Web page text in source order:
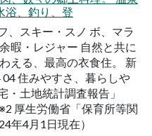
浴、釣り、登
、スキー・スノ ボ、マラ
暇・レジャー 自然と共に
える、最高の衣食住。 新
住みやすさ、暮らしや
・土地統計調査報告」
厚生労働省「保育所等関
年4月1日現在）